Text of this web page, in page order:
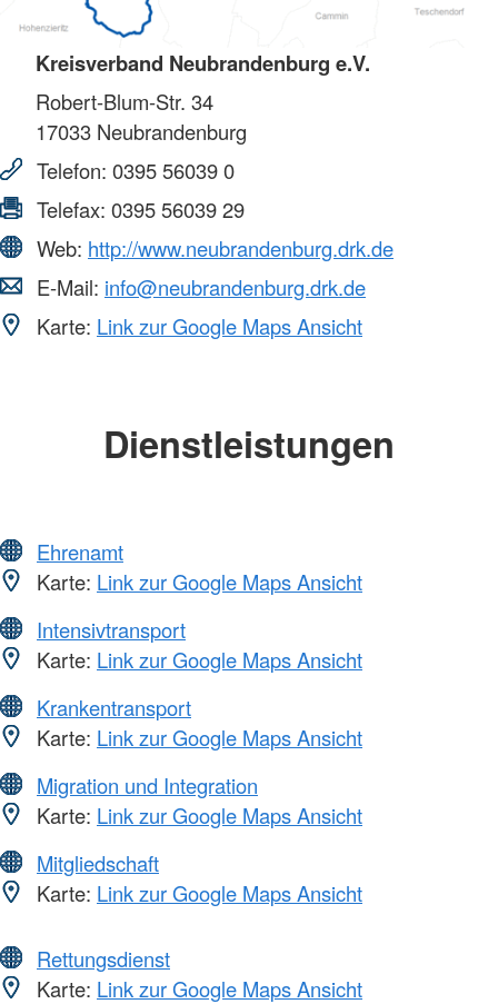
Kreisverband Neubrandenburg e.V.
Robert-Blum-Str. 34
17033 Neubrandenburg
Telefon: 0395 56039 0
Telefax: 0395 56039 29
Web: http://www.neubrandenburg.drk.de
E-Mail: info@neubrandenburg.drk.de
Karte: Link zur Google Maps Ansicht
Dienstleistungen
Ehrenamt
Karte: Link zur Google Maps Ansicht
Intensivtransport
Karte: Link zur Google Maps Ansicht
Krankentransport
Karte: Link zur Google Maps Ansicht
Migration und Integration
Karte: Link zur Google Maps Ansicht
Mitgliedschaft
Karte: Link zur Google Maps Ansicht
Rettungsdienst
Karte: Link zur Google Maps Ansicht